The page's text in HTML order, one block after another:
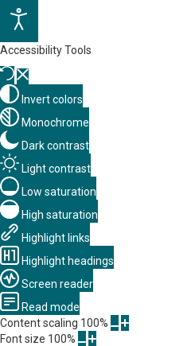
Accessibility Tools
Invert colors
Monochrome
Dark contrast
Light contrast
Low saturation
High saturation
Highlight links
Highlight headings
Screen reader
Read mode
Content scaling 100%
Font size 100%